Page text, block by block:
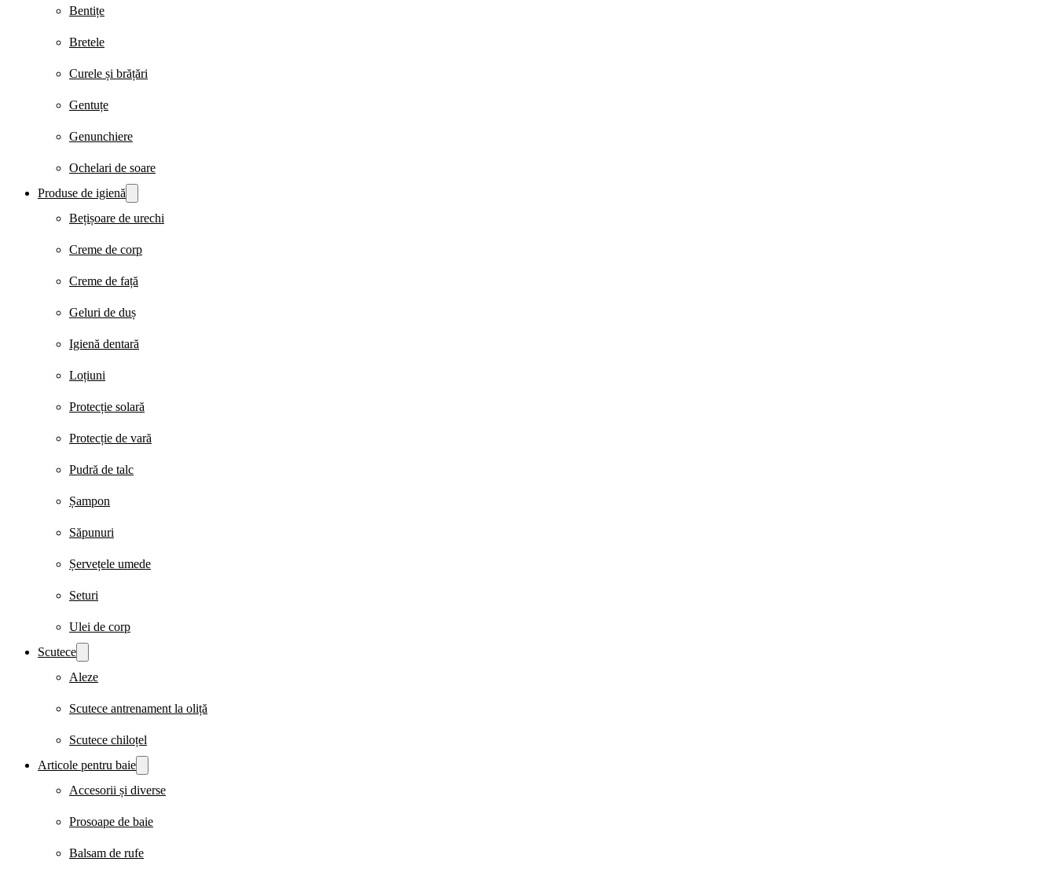
Bentițe
Bretele
Curele și brățări
Gentuțe
Genunchiere
Ochelari de soare
Produse de igienă
Bețișoare de urechi
Creme de corp
Creme de față
Geluri de duș
Igienă dentară
Loțiuni
Protecție solară
Protecție de vară
Pudră de talc
Șampon
Săpunuri
Șervețele umede
Seturi
Ulei de corp
Scutece
Aleze
Scutece antrenament la oliță
Scutece chiloțel
Articole pentru baie
Accesorii și diverse
Prosoape de baie
Balsam de rufe